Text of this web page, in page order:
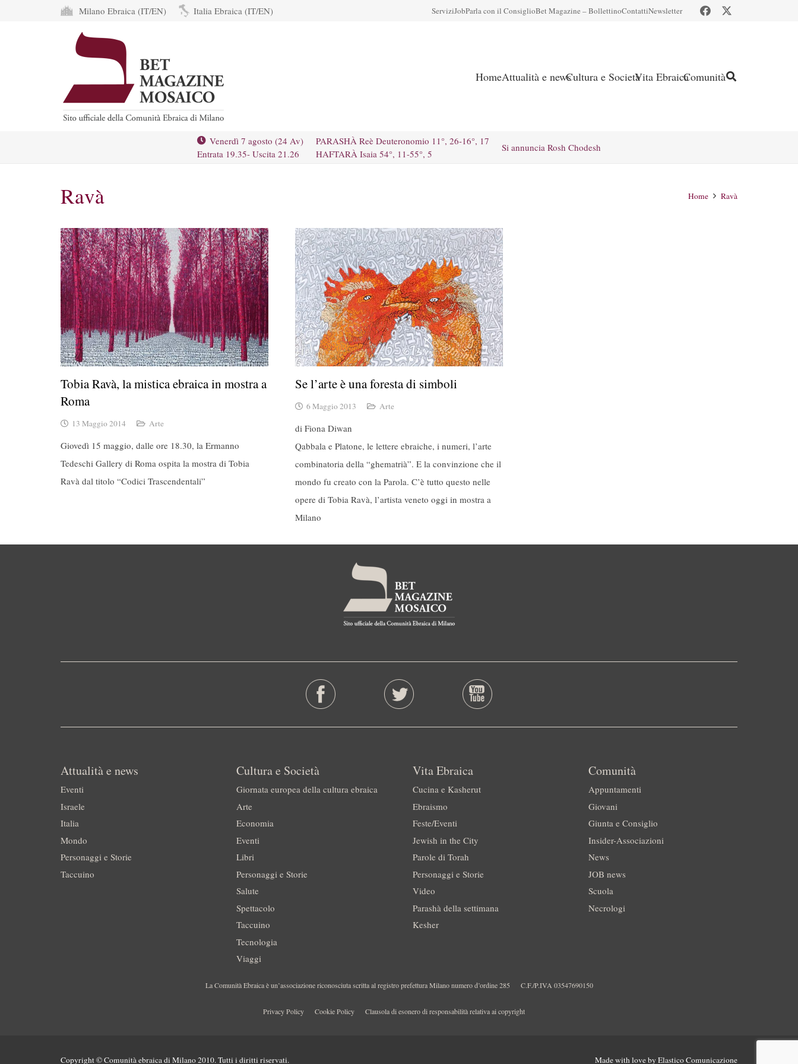
Milano Ebraica (IT/EN) Italia Ebraica (IT/EN) ServiziJobParla con il ConsiglioBet Magazine – BollettinoContattiNewsletter
HomeAttualità e newsCultura e SocietàVita EbraicaComunità
Venerdì 7 agosto (24 Av)
Entrata 19.35- Uscita 21.26
PARASHÀ Reè Deuteronomio 11°, 26-16°, 17
HAFTARÀ Isaia 54°, 11-55°, 5
Si annuncia Rosh Chodesh
Ravà Home Ravà
Tobia Ravà, la mistica ebraica in mostra a
Roma
13 Maggio 2014 Arte
Giovedì 15 maggio, dalle ore 18.30, la Ermanno
Tedeschi Gallery di Roma ospita la mostra di Tobia
Ravà dal titolo “Codici Trascendentali”
Se l’arte è una foresta di simboli
6 Maggio 2013 Arte
di Fiona Diwan
Qabbala e Platone, le lettere ebraiche, i numeri, l’arte
combinatoria della “ghematrià”. E la convinzione che il
mondo fu creato con la Parola. C’è tutto questo nelle
opere di Tobia Ravà, l’artista veneto oggi in mostra a
Milano
Attualità e news
Eventi
Israele
Italia
Mondo
Personaggi e Storie
Taccuino
Cultura e Società
Giornata europea della cultura ebraica
Arte
Economia
Eventi
Libri
Personaggi e Storie
Salute
Spettacolo
Taccuino
Tecnologia
Viaggi
Vita Ebraica
Cucina e Kasherut
Ebraismo
Feste/Eventi
Jewish in the City
Parole di Torah
Personaggi e Storie
Video
Parashà della settimana
Kesher
Comunità
Appuntamenti
Giovani
Giunta e Consiglio
Insider-Associazioni
News
JOB news
Scuola
Necrologi
La Comunità Ebraica è un’associazione riconosciuta scritta al registro prefettura Milano numero d’ordine 285 C.F./P.IVA 03547690150
Privacy Policy Cookie Policy Clausola di esonero di responsabilità relativa ai copyright
Copyright © Comunità ebraica di Milano 2010. Tutti i diritti riservati. Made with love by Elastico Comunicazione